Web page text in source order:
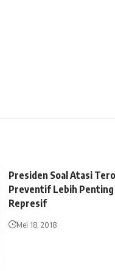
Presiden Soal Atasi
Preventif Lebih Penting
Represif
Mei 18, 2018